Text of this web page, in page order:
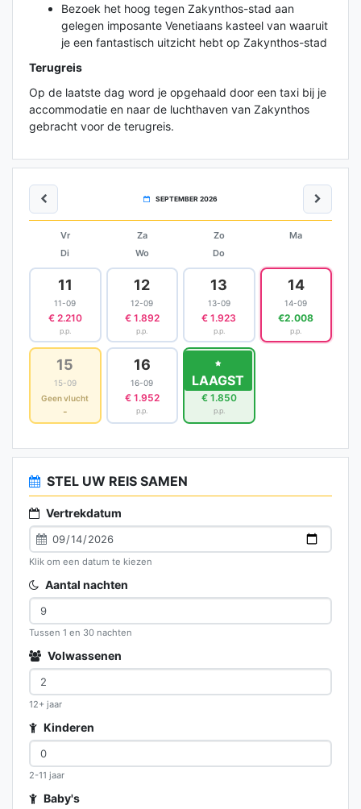
Bezoek het hoog tegen Zakynthos-stad aan
gelegen imposante Venetiaans kasteel van waaruit
je een fantastisch uitzicht hebt op Zakynthos-stad
Terugreis
Op de laatste dag word je opgehaald door een taxi bij je
accommodatie en naar de luchthaven van Zakynthos
gebracht voor de terugreis.
SEPTEMBER 2026
Vr Za Zo
Ma
Di
Wo Do
11
11-09
€ 2.210
p.p.
12
12-09
€ 1.892
p.p.
13
13-09
€ 1.923
p.p.
14
14-09
€2.008
p.p.
15
15-09
Geen vlucht
-
16
16-09
€ 1.952
p.p.
LAAGST
17
17-09
€ 1.850
p.p.
STEL UW REIS SAMEN
Vertrekdatum
Klik om een datum te kiezen
Aantal nachten
Tussen 1 en 30 nachten
Volwassenen
12+ jaar
Kinderen
2-11 jaar
Baby's